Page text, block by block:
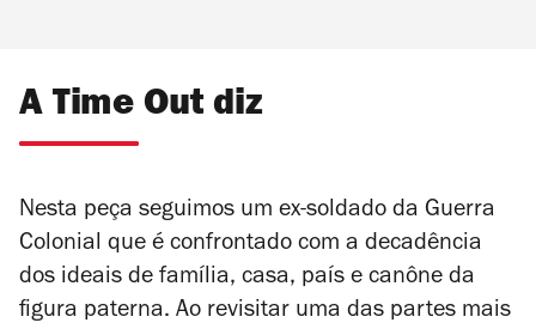
A Time Out diz
Nesta peça seguimos um ex-soldado da Guerra
Colonial que é confrontado com a decadência
dos ideais de família, casa, país e canône da
figura paterna. Ao revisitar uma das partes mais